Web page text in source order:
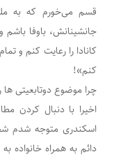
قسم می‌خورم که به
جانشینانش، باوفا باشم
کانادا را رعایت کنم و
کنم»!
چرا موضوع دوتابعیتی ها
اخیرا با دنبال کردن
اسکندری متوجه شدم
دائم به همراه خانواده